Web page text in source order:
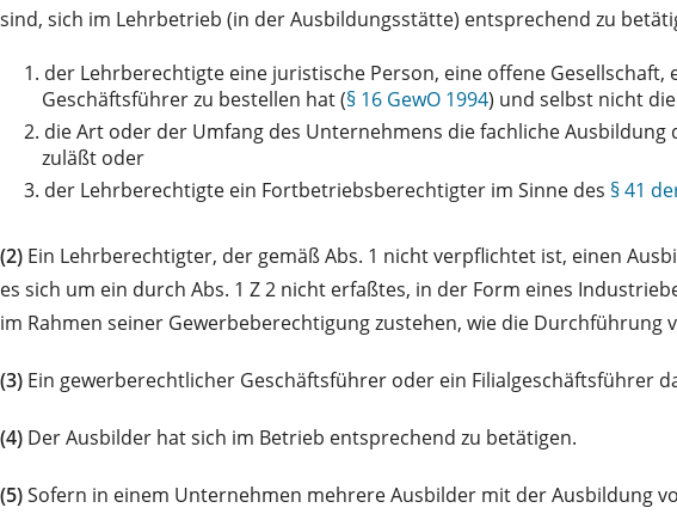
sind, sich im Lehrbetrieb (in der Ausbildungsstätte) entsprechend zu
1. der Lehrberechtigte eine juristische Person, eine offene
Geschäftsführer zu bestellen hat (§ 16 GewO 1994) und selbst nicht
2. die Art oder der Umfang des Unternehmens die fachliche
zuläßt oder
3. der Lehrberechtigte ein Fortbetriebsberechtigter im Sinne des § 41
(2) Ein Lehrberechtigter, der gemäß Abs. 1 nicht verpflichtet ist, einen
es sich um ein durch Abs. 1 Z 2 nicht erfaßtes, in der Form eines
im Rahmen seiner Gewerbeberechtigung zustehen, wie die
(3) Ein gewerberechtlicher Geschäftsführer oder ein Filialgeschäftsführer
(4) Der Ausbilder hat sich im Betrieb entsprechend zu betätigen.
(5)Sofern in einem Unternehmen mehrere Ausbilder mit der Ausbildung